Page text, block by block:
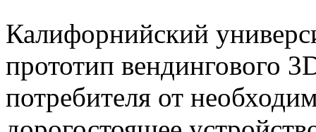
Калифорнийский
прототип вендингового
потребителя от